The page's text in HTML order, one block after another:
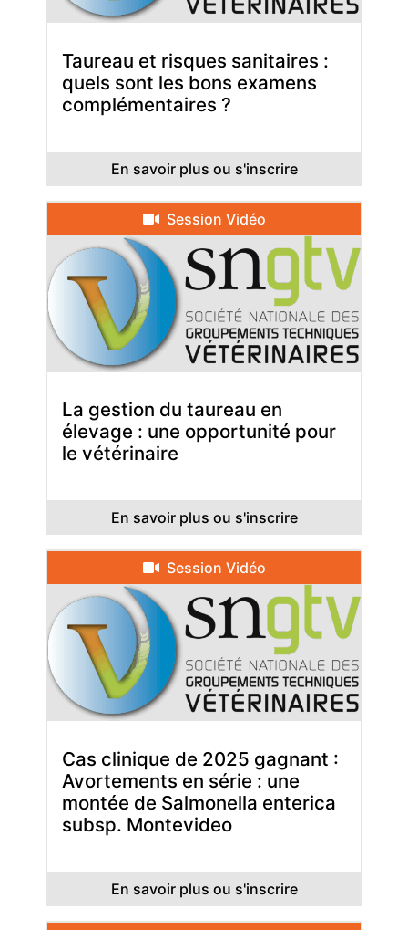
Taureau et risques sanitaires :
quels sont les bons examens
complémentaires ?
En savoir plus ou s'inscrire
Session Vidéo
La gestion du taureau en
élevage : une opportunité pour
le vétérinaire
En savoir plus ou s'inscrire
Session Vidéo
Cas clinique de 2025 gagnant :
Avortements en série : une
montée de Salmonella enterica
subsp. Montevideo
En savoir plus ou s'inscrire